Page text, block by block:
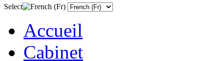
Select
Accueil
Cabinet